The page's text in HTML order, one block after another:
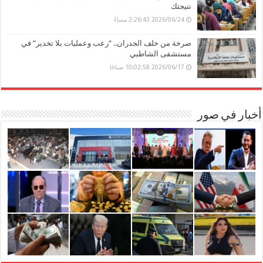
نتيجتك
2026/06/24 2:26:43 مساءً
صرخة من خلف الجدران.. “رعب وعمليات بلا تخدير” في
مستشفى الشاطبي
2026/06/17 10:02:58 صباحًا
أخبار في صور